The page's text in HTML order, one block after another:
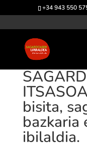
+34 943 550
bisita,
bazkaria
ibilaldia.